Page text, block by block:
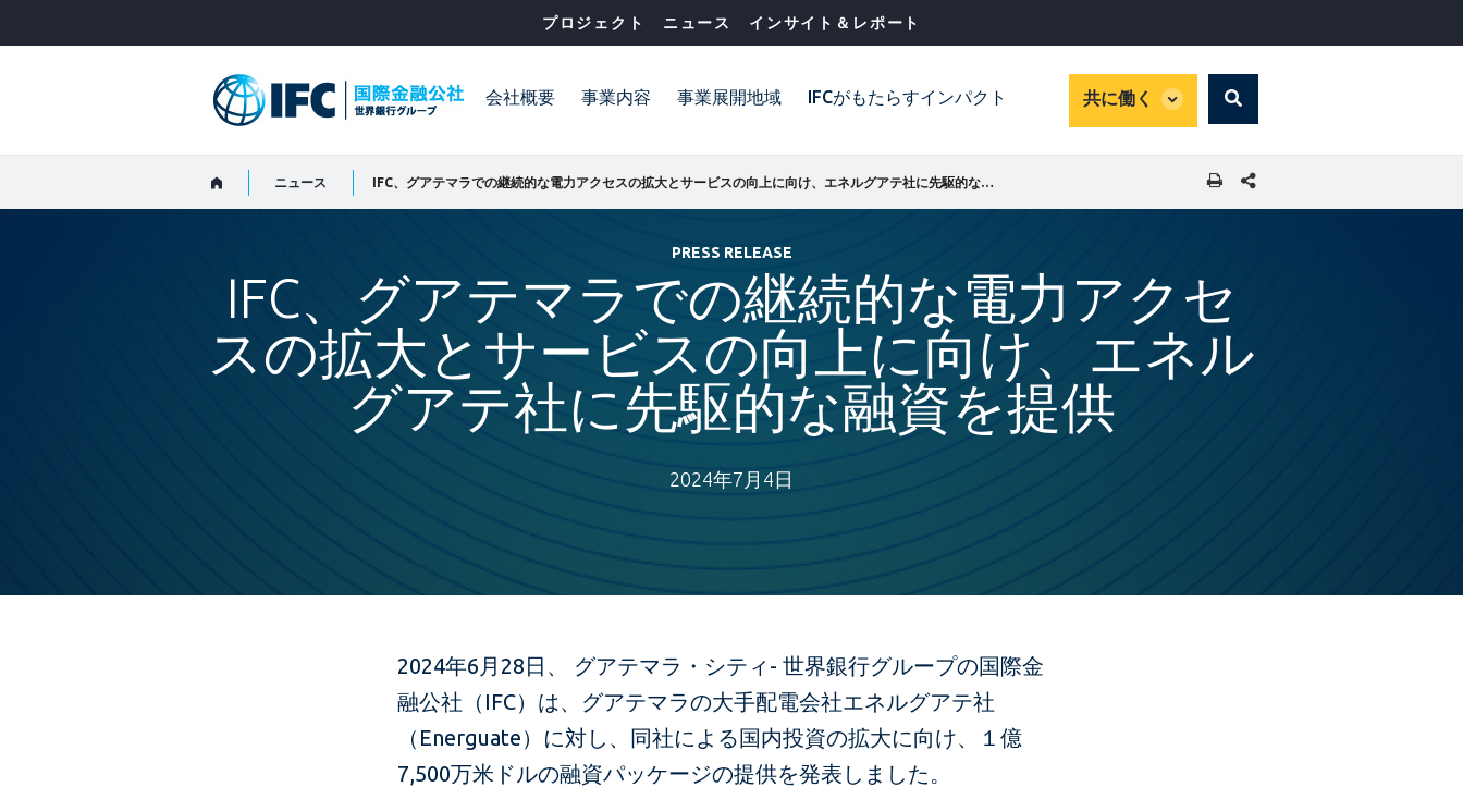
プロジェクト ニュース インサイト＆レポート
会社概要 事業内容 事業展開地域 IFCがもたらすインパクト 共に働く
global
Search
ニュース SHARE THIS PAGE
PRESS RELEASE
IFC、グアテマラでの継続的な電力アクセ
スの拡大とサービスの向上に向け、エネル
グアテ社に先駆的な融資を提供
2024年7月4日
2024年6月28日、 グアテマラ・シティ- 世界銀行グループの国際金
融公社（IFC）は、グアテマラの大手配電会社エネルグアテ社
（Energuate）に対し、同社による国内投資の拡大に向け、１億
7,500万米ドルの融資パッケージの提供を発表しました。